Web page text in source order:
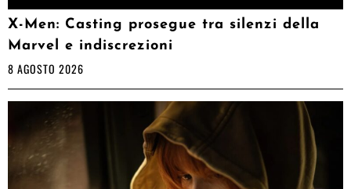
X-Men: Casting prosegue tra silenzi della
Marvel e indiscrezioni
8 AGOSTO 2026